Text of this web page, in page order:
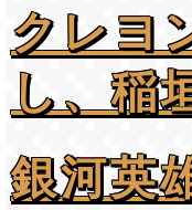
クレヨ
し、稲
銀河英